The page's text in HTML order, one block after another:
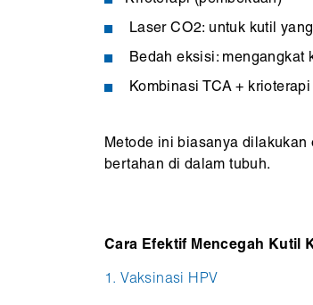
Laser CO2: untuk kutil
Bedah eksisi: mengangkat
Kombinasi TCA +
Metode ini biasanya
bertahan di dalam tubuh.
Cara Efektif Mencegah Kutil
1. Vaksinasi HPV